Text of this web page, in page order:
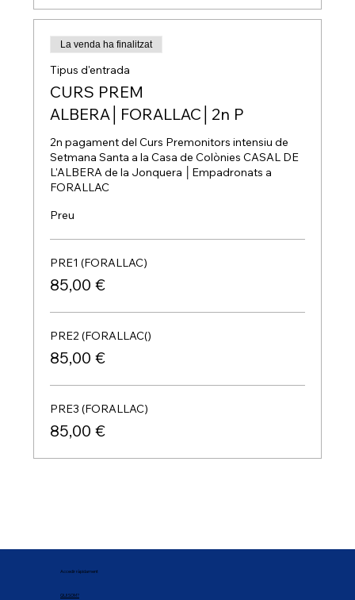
La venda ha finalitzat
Tipus d'entrada
CURS PREM
ALBERA│FORALLAC│2n P
2n pagament del Curs Premonitors intensiu de
Setmana Santa a la Casa de Colònies CASAL DE
L'ALBERA de la Jonquera │Empadronats a
FORALLAC
Preu
PRE1 (FORALLAC)
85,00 €
PRE2 (FORALLAC()
85,00 €
PRE3 (FORALLAC)
85,00 €
Accedir ràpidament
QUI SOM?